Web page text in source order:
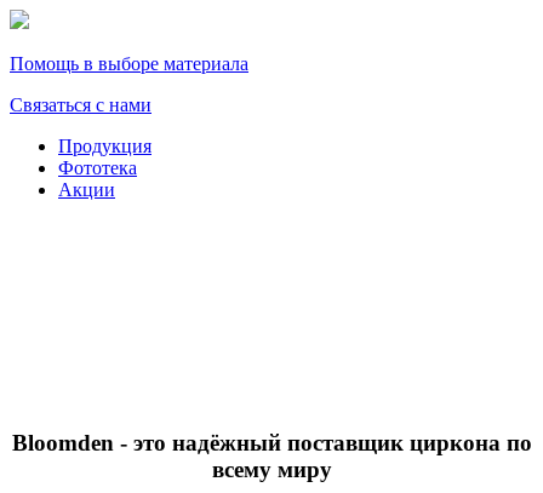
Помощь в выборе материала
Связаться с нами
Продукция
Фототека
Акции
Bloomden - это надёжный поставщик циркона по
всему миру